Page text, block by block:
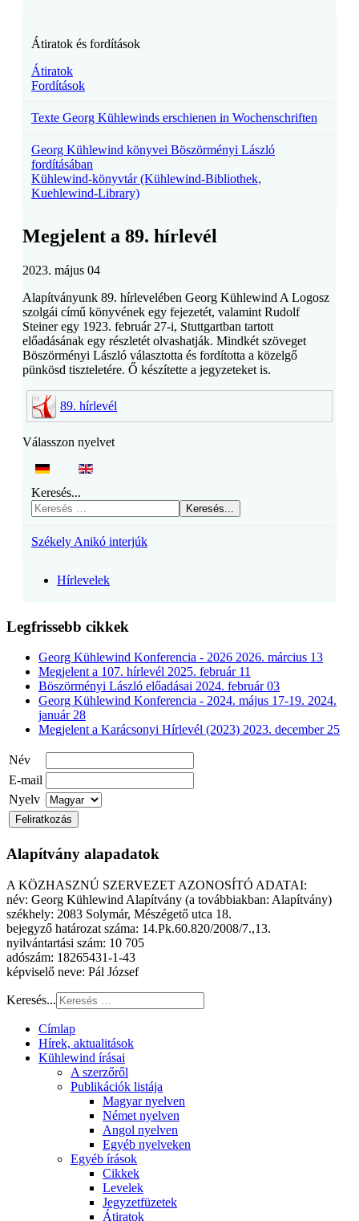
Átiratok és fordítások
Átiratok
Fordítások
Texte Georg Kühlewinds erschienen in Wochenschriften
Georg Kühlewind könyvei Böszörményi László
fordításában
Kühlewind-könyvtár (Kühlewind-Bibliothek,
Kuehlewind-Library)
Megjelent a 89. hírlevél
2023. május 04
Alapítványunk 89. hírlevelében Georg Kühlewind A Logosz
szolgái című könyvének egy fejezetét, valamint Rudolf
Steiner egy 1923. február 27-i, Stuttgartban tartott
előadásának egy részletét olvashatják. Mindkét szöveget
Böszörményi László választotta és fordította a közelgő
pünkösd tiszteletére. Ő készítette a jegyzeteket is.
89. hírlevél
Válasszon nyelvet
Keresés...
Keresés...
Székely Anikó interjúk
Hírlevelek
Legfrissebb cikkek
Georg Kühlewind Konferencia - 2026 2026. március 13
Megjelent a 107. hírlevél 2025. február 11
Böszörményi László előadásai 2024. február 03
Georg Kühlewind Konferencia - 2024. május 17-19. 2024.
január 28
Megjelent a Karácsonyi Hírlevél (2023) 2023. december 25
Név
E-mail
Nyelv
Alapítvány alapadatok
A KÖZHASZNÚ SZERVEZET AZONOSÍTÓ ADATAI:
név: Georg Kühlewind Alapítvány (a továbbiakban: Alapítvány)
székhely: 2083 Solymár, Mészégető utca 18.
bejegyző határozat száma: 14.Pk.60.820/2008/7.,13.
nyilvántartási szám: 10 705
adószám: 18265431-1-43
képviselő neve: Pál József
Keresés...
Címlap
Hírek, aktualitások
Kühlewind írásai
A szerzőről
Publikációk listája
Magyar nyelven
Német nyelven
Angol nyelven
Egyéb nyelveken
Egyéb írások
Cikkek
Levelek
Jegyzetfüzetek
Átiratok